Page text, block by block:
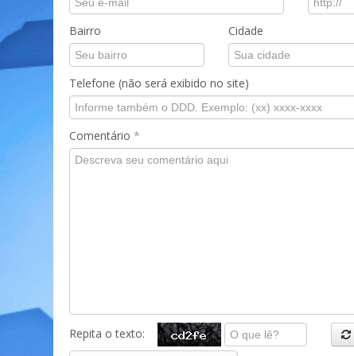
Bairro Cidade
Telefone (não será exibido no site)
Comentário *
Repita o texto: